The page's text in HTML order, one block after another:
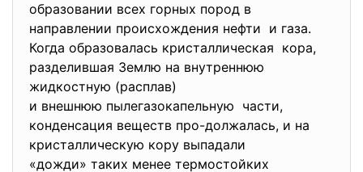
образовании всех горных пород в
направлении происхождения нефти и газа.
Когда образовалась кристаллическая кора,
разделившая Землю на внутреннюю
жидкостную (расплав)
и внешнюю пылегазокапельную части,
конденсация веществ про-должалась, и на
кристаллическую кору выпадали
«дожди» таких менее термостойких